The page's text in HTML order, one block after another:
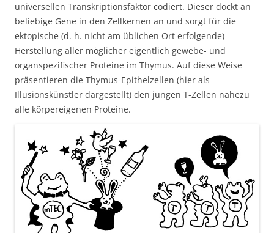
universellen Transkriptionsfaktor codiert. Dieser dockt an
beliebige Gene in den Zellkernen an und sorgt für die
ektopische (d. h. nicht am üblichen Ort erfolgende)
Herstellung aller möglicher eigentlich gewebe- und
organspezifischer Proteine im Thymus. Auf diese Weise
präsentieren die Thymus-Epithelzellen (hier als
Illusionskünstler dargestellt) den jungen T-Zellen nahezu
alle körpereigenen Proteine.